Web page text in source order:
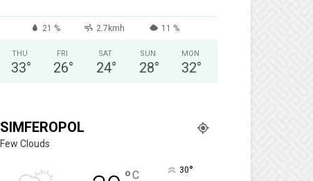
21 % 2.7kmh 11 %
THU
33°
FRI
26°
SAT
24°
SUN
28°
MON
32°
SIMFEROPOL
Few Clouds
C 30°